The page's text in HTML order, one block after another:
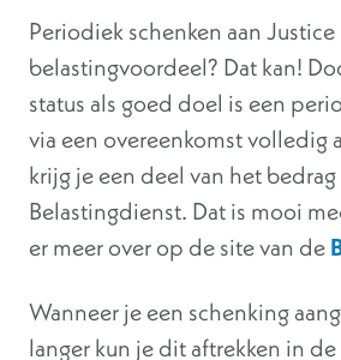
Periodiek schenken aan
belastingvoordeel? Dat kan!
status als goed doel is een
via een overeenkomst volledig
krijg je een deel van het
Belastingdienst. Dat is mooi
er meer over op de site van de
Wanneer je een schenking
langer kun je dit aftrekken in